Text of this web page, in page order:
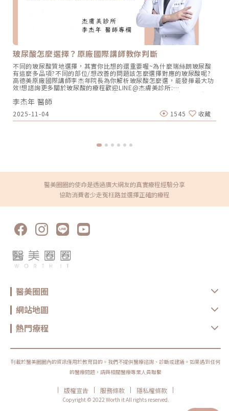
玻尿酸怎麼選擇？原廠國際講師教你判斷
不同的玻尿酸質地選擇，其實你比想的還重要喔~為什麼瑞絲朗玻尿酸
有這麼多品項?不同的部位/想改善的問題該怎麼選擇對應的玻尿酸呢?
高德美原廠國際講師李杰年院長為你解析玻尿酸怎麼選，能發揮最大功
效!想諮詢更多關於玻尿酸的療程歡迎LINE@杰膚美診所:
https://page.line.me/xhc2941b重點摘要：00:11 玻尿酸作用介紹
00:47 玻尿酸分為三大類型02:09 迷思一、玻尿酸打哪裡都可以？
02:36 迷思二、打完下巴蘋果肌看起來怪怪的？03:30 迷思三、臉部鬆
弛只能做拉皮嗎？05:00 總結LINE官方帳號一對一咨詢👉
https://reurl.cc/x3EQZN歡迎訂閱我的頻道👉
李杰年醫師FB👉https://reurl.cc/Mzk0nm杰膚美診所地址：104台北
李杰年 醫師
2025-11-04 1545 收藏
醫美圈圈的使命是透過廣大網友的真實療程經驗分享
協助消費者少走冤枉路並選擇正確的療程
醫美圈圈
網站地圖
熱門療程
刊載於醫美圈圈內的資訊僅用於教育目的。我們不提供醫療諮詢、診斷或建議。如果遇到任何
的醫療問題，請與相關醫療專業人員聯繫
| 版權宣告 | 服務條款 | 隱私權條款
|
Copyright © 2022 Worth it All rights reserved.